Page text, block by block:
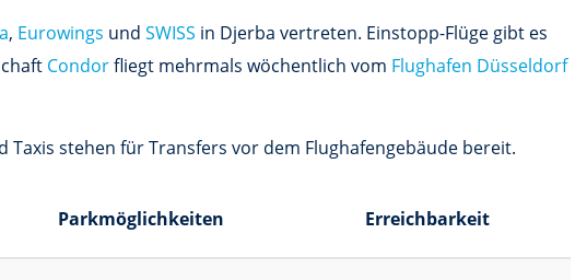
, Eurowings und SWISS in Djerba vertreten. Einstopp-Flüge gibt es
Condorfliegt mehrmals wöchentlich vom Flughafen Düsseldorf
Taxis stehen für Transfers vor dem Flughafengebäude bereit.
Parkmöglichkeiten Erreichbarkeit